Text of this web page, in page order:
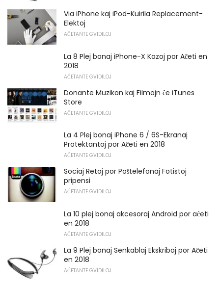
Via iPhone kaj iPod-Kuirila Replacement-
Elektoj
AĈETANTE GVIDILOJ
La 8 Plej bonaj iPhone-X Kazoj por Aĉeti en
2018
AĈETANTE GVIDILOJ
Donante Muzikon kaj Filmojn ĉe iTunes
Store
AĈETANTE GVIDILOJ
La 4 Plej bonaj iPhone 6 / 6S-Ekranaj
Protektantoj por Aĉeti en 2018
AĈETANTE GVIDILOJ
Sociaj Retoj por Poŝtelefonaj Fotistoj
pripensi
AĈETANTE GVIDILOJ
La 10 plej bonaj akcesoraj Android por aĉeti
en 2018
AĈETANTE GVIDILOJ
La 9 Plej bonaj Senkablaj Ekskriboj por Aĉeti
en 2018
AĈETANTE GVIDILOJ